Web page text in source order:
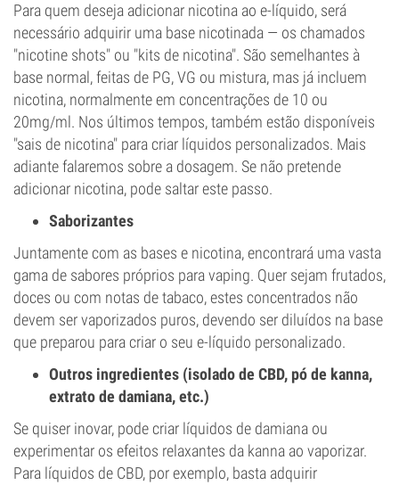
Para quem deseja adicionar nicotina ao e-líquido, será
necessário adquirir uma base nicotinada — os chamados
"nicotine shots" ou "kits de nicotina". São semelhantes à
base normal, feitas de PG, VG ou mistura, mas já incluem
nicotina, normalmente em concentrações de 10 ou
20mg/ml. Nos últimos tempos, também estão disponíveis
"sais de nicotina" para criar líquidos personalizados. Mais
adiante falaremos sobre a dosagem. Se não pretende
adicionar nicotina, pode saltar este passo.
Saborizantes
Juntamente com as bases e nicotina, encontrará uma vasta
gama de sabores próprios para vaping. Quer sejam frutados,
doces ou com notas de tabaco, estes concentrados não
devem ser vaporizados puros, devendo ser diluídos na base
que preparou para criar o seu e-líquido personalizado.
Outros ingredientes (isolado de CBD, pó de kanna,
extrato de damiana, etc.)
Se quiser inovar, pode criar líquidos de damiana ou
experimentar os efeitos relaxantes da kanna ao vaporizar.
Para líquidos de CBD, por exemplo, basta adquirir